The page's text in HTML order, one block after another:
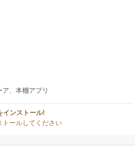
、本棚アプリ
インストール!
トールしてください